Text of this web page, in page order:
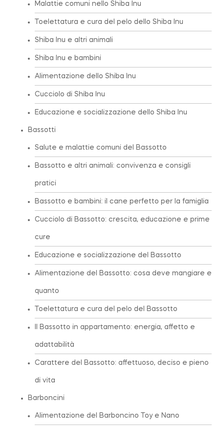
Malattie comuni nello Shiba Inu
Toelettatura e cura del pelo dello Shiba Inu
Shiba Inu e altri animali
Shiba Inu e bambini
Alimentazione dello Shiba Inu
Cucciolo di Shiba Inu
Educazione e socializzazione dello Shiba Inu
Bassotti
Salute e malattie comuni del Bassotto
Bassotto e altri animali: convivenza e consigli
pratici
Bassotto e bambini: il cane perfetto per la famiglia
Cucciolo di Bassotto: crescita, educazione e prime
cure
Educazione e socializzazione del Bassotto
Alimentazione del Bassotto: cosa deve mangiare e
quanto
Toelettatura e cura del pelo del Bassotto
Il Bassotto in appartamento: energia, affetto e
adattabilità
Carattere del Bassotto: affettuoso, deciso e pieno
di vita
Barboncini
Alimentazione del Barboncino Toy e Nano